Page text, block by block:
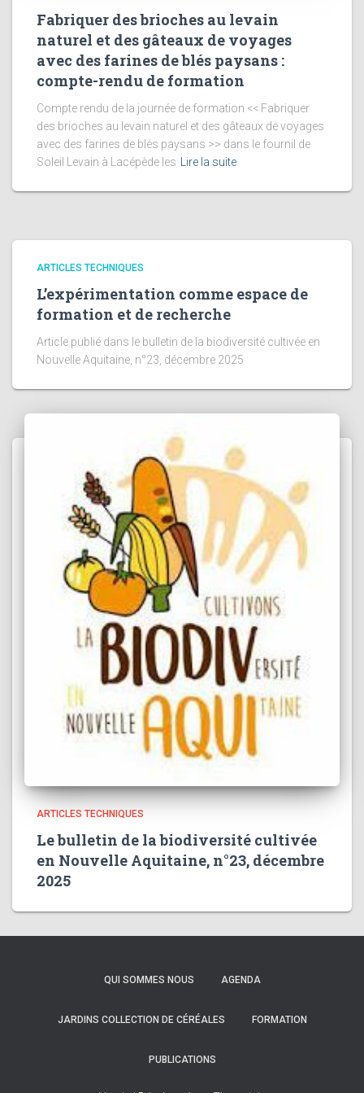
Fabriquer des brioches au levain
naturel et des gâteaux de voyages
avec des farines de blés paysans :
compte-rendu de formation
Compte rendu de la journée de formation << Fabriquer
des brioches au levain naturel et des gâteaux de voyages
avec des farines de blés paysans >> dans le fournil de
Soleil Levain à Lacépède les
Lire la suite
ARTICLES TECHNIQUES
L’expérimentation comme espace de
formation et de recherche
Article publié dans le bulletin de la biodiversité cultivée en
Nouvelle Aquitaine, n°23, décembre 2025
ARTICLES TECHNIQUES
Le bulletin de la biodiversité cultivée
en Nouvelle Aquitaine, n°23, décembre
2025
QUI SOMMES NOUS AGENDA
JARDINS COLLECTION DE CÉRÉALES FORMATION
PUBLICATIONS